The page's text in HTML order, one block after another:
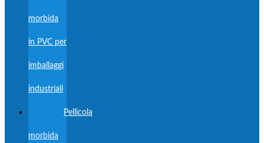
morbida
in PVC per
imballaggi
industriali
Pellicola
morbida